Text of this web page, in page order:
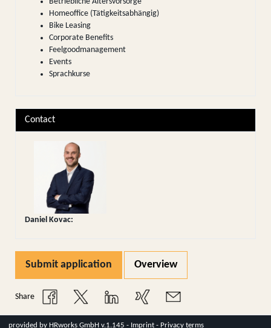
Homeoffice (Tätigkeitsabhängig)
Bike Leasing
Corporate Benefits
Feelgoodmanagement
Events
Sprachkurse
Contact
Daniel Kovac:
Submit application Overview
Share
provided by HRworks GmbH v.1.145 - Imprint - Privacy terms